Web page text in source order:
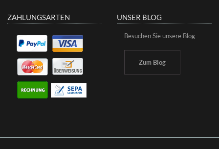
ZAHLUNGSARTEN UNSER BLOG
Besuchen Sie unsere Blog
Zum Blog